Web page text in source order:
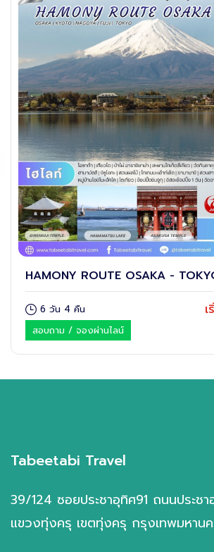
HAMONY ROUTE OSAKA -
6 วัน 4 คืน
สอบถาม / จองผ่านไลน์
Tabeetabi Travel
39/124 ซอยประชาอุทิศ91 ถนนประช
แขวงทุ่งครุ เขตทุ่งครุ กรุงเทพมหาน